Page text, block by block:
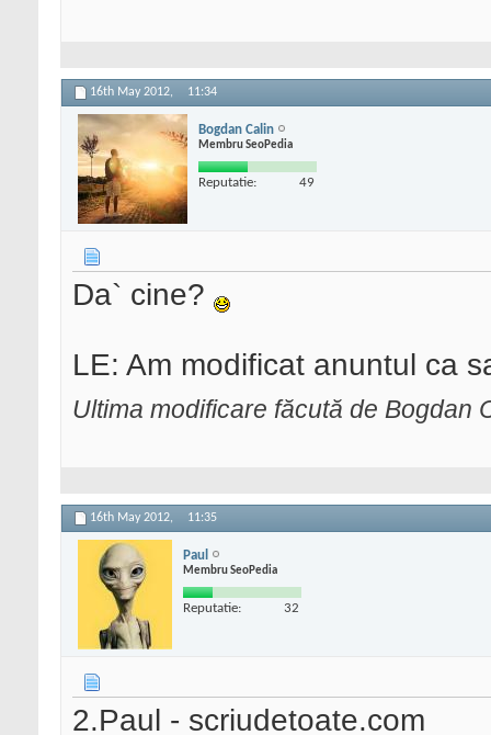
16th May 2012, 11:34
Bogdan Calin
Membru SeoPedia
Reputatie: 49
Da` cine?
LE: Am modificat anuntul ca
Ultima modificare făcută de Bogdan
16th May 2012, 11:35
Paul
Membru SeoPedia
Reputatie: 32
2.Paul - scriudetoate.com